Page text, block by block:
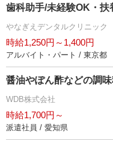
歯科助手/未経験OK・扶
なぎえデンタルクリニック
時給1,250円～1,400円
アルバイト・パート / 東京都
醤油やぽん酢などの調
WDB株式会社
時給1,700円～
派遣社員 / 愛知県